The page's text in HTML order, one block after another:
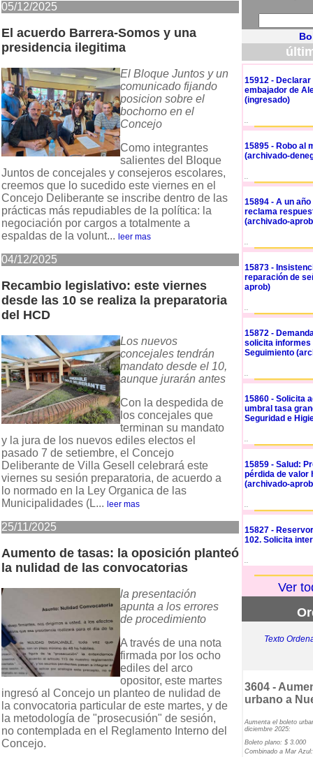
05/12/2025
El acuerdo Barrera-Somos y una
presidencia ilegitima
El Bloque Juntos y un
comunicado fijando
posicion sobre el
bochorno en el
Concejo
Como integrantes
salientes del Bloque
Juntos de concejales y consejeros escolares,
creemos que lo sucedido este viernes en el
Concejo Deliberante se inscribe dentro de las
prácticas más repudiables de la política: la
negociación por cargos a totalmente a
espaldas de la volunt... leer mas
04/12/2025
Recambio legislativo: este viernes
desde las 10 se realiza la preparatoria
del HCD
Los nuevos
concejales tendrán
mandato desde el 10,
aunque jurarán antes
Con la despedida de
los concejales que
terminan su mandato
y la jura de los nuevos ediles electos el
pasado 7 de setiembre, el Concejo
Deliberante de Villa Gesell celebrará este
viernes su sesión preparatoria, de acuerdo a
lo normado en la Ley Organica de las
Municipalidades (L... leer mas
25/11/2025
Aumento de tasas: la oposición planteó
la nulidad de las convocatorias
la presentación
apunta a los errores
de procedimiento
A través de una nota
firmada por los ocho
ediles del arco
opositor, este martes
ingresó al Concejo un planteo de nulidad de
la convocatoria particular de este martes, y de
la metodología de "prosecusión" de sesión,
no contemplada en el Reglamento Interno del
Concejo.
15912 -
embajador de
(ingresado)
..
15895 - Robo al
(archivado-
..
15894 - A un
reclama
(archivado-
..
15873 -
reparación de
aprob)
..
15872 -
solicita informes
Seguimiento
..
15860 - Solicita
umbral tasa
Seguridad e
..
15859 - Salud:
pérdida de valor
(archivado-
..
15827 -
102. Solicita
..
Ver
Texto
3604 -
urbano a
Aumenta el boleto
diciembre 2025:
Boleto plano: $ 3.000
Combinado a Mar